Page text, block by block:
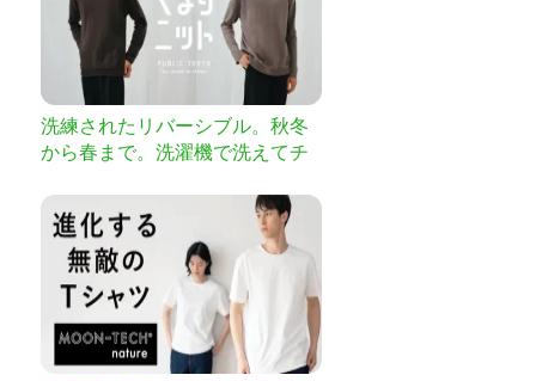
洗練されたリバーシブル。秋冬
から春まで。洗濯機で洗えてチ